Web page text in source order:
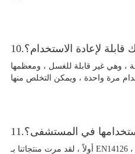
قابلة لإعادة الاستخدام؟
، وهي غير قابلة للغسل ، ومعظمها
في المستشفى؟
أولاً ، لقد مرت منتجاتنا بـ EN14126 ، وهذا يعني مقاومة عوامل الدم